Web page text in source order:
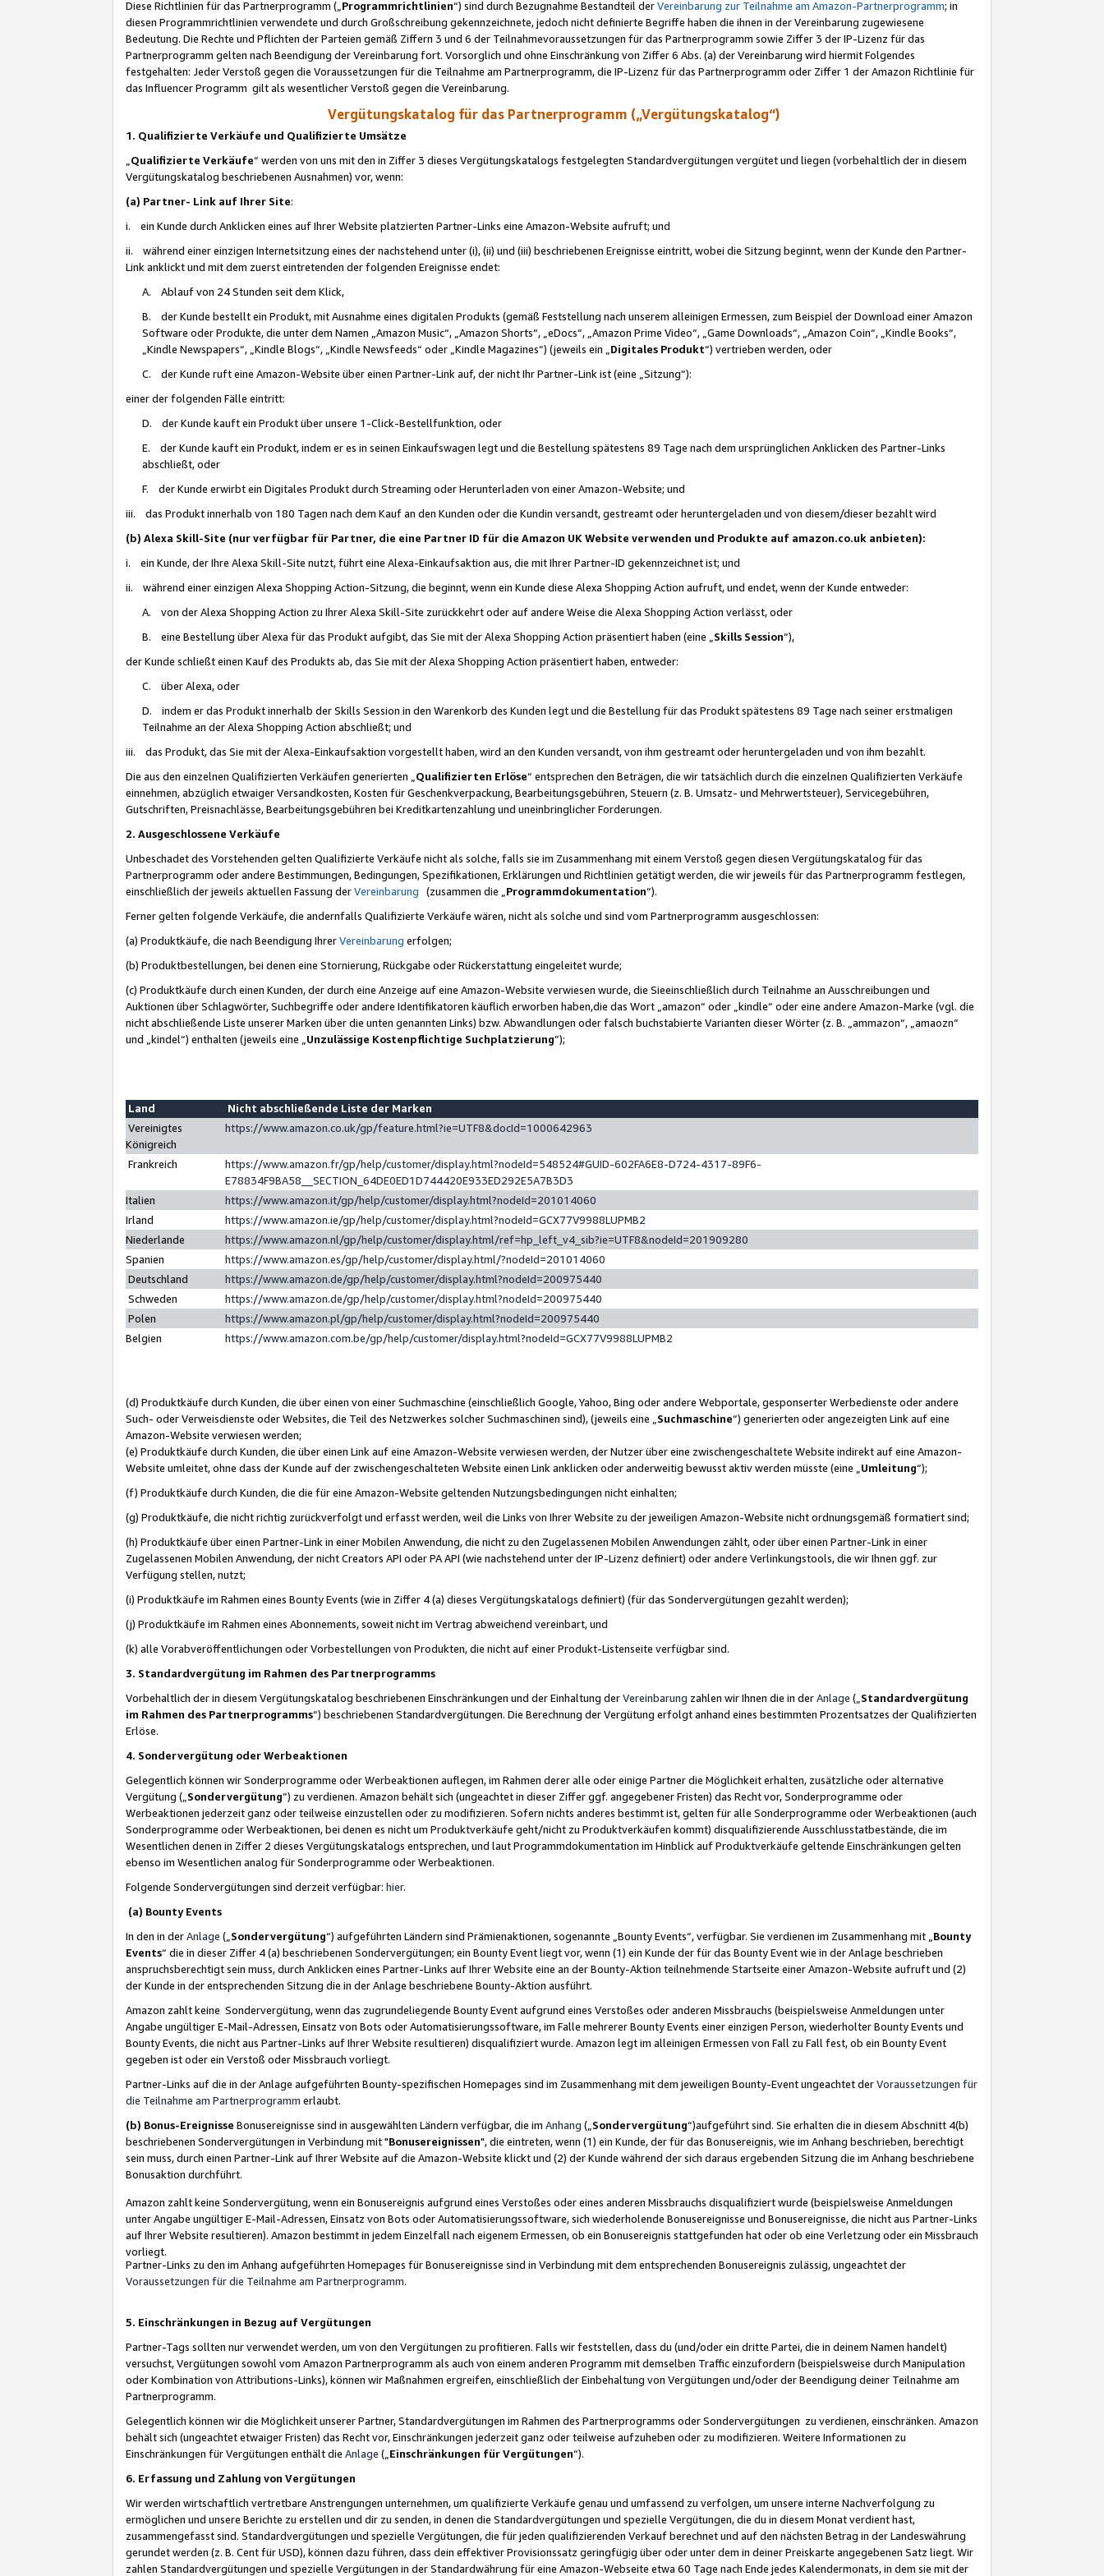
Diese Richtlinien für das Partnerprogramm („Programmrichtlinien“) sind durch Bezugnahme Bestandteil derVereinbarung zur Teilnahme am Amazon-Partnerprogramm; in
diesen Programmrichtlinien verwendete und durch Großschreibung gekennzeichnete, jedoch nicht definierte Begriffe haben die ihnen in der Vereinbarung zugewiesene
Bedeutung. Die Rechte und Pflichten der Parteien gemäß Ziffern 3 und 6 der Teilnahmevoraussetzungen für das Partnerprogramm sowie Ziffer 3 der IP-Lizenz für das
Partnerprogramm gelten nach Beendigung der Vereinbarung fort. Vorsorglich und ohne Einschränkung von Ziffer 6 Abs. (a) der Vereinbarung wird hiermit Folgendes
festgehalten: Jeder Verstoß gegen die Voraussetzungen für die Teilnahme am Partnerprogramm, die IP-Lizenz für das Partnerprogramm oder Ziffer 1 der Amazon Richtlinie für
das Influencer Programm gilt als wesentlicher Verstoß gegen die Vereinbarung.
Vergütungskatalog für das Partnerprogramm („Vergütungskatalog“)
1. Qualifizierte Verkäufe und Qualifizierte Umsätze
Qualifizierte Verkäufe“ werden von uns mit den in Ziffer 3 dieses Vergütungskatalogs festgelegten Standardvergütungen vergütet und liegen (vorbehaltlich der in diesem
Vergütungskatalog beschriebenen Ausnahmen) vor, wenn:
(a) Partner- Link auf Ihrer Site:
i. ein Kunde durch Anklicken eines auf Ihrer Website platzierten Partner-Links eine Amazon-Website aufruft; und
ii. während einer einzigen Internetsitzung eines der nachstehend unter (i), (ii) und (iii) beschriebenen Ereignisse eintritt, wobei die Sitzung beginnt, wenn der Kunde den Partner-
Link anklickt und mit dem zuerst eintretenden der folgenden Ereignisse endet:
A. Ablauf von 24 Stunden seit dem Klick,
B. der Kunde bestellt ein Produkt, mit Ausnahme eines digitalen Produkts (gemäß Feststellung nach unserem alleinigen Ermessen, zum Beispiel der Download einer Amazon
Software oder Produkte, die unter dem Namen „Amazon Music“, „Amazon Shorts“, „eDocs“, „Amazon Prime Video“, „Game Downloads“, „Amazon Coin“, „Kindle Books“,
„Kindle Newspapers“, „Kindle Blogs“, „Kindle Newsfeeds“ oder „Kindle Magazines“) (jeweils ein „ Digitales Produkt“) vertrieben werden, oder
C. der Kunde ruft eine Amazon-Website über einen Partner-Link auf, der nicht Ihr Partner-Link ist (eine „Sitzung“):
einer der folgenden Fälle eintritt:
D. der Kunde kauft ein Produkt über unsere 1-Click-Bestellfunktion, oder
E. der Kunde kauft ein Produkt, indem er es in seinen Einkaufswagen legt und die Bestellung spätestens 89 Tage nach dem ursprünglichen Anklicken des Partner-Links
abschließt, oder
F. der Kunde erwirbt ein Digitales Produkt durch Streaming oder Herunterladen von einer Amazon-Website; und
iii. das Produkt innerhalb von 180 Tagen nach dem Kauf an den Kunden oder die Kundin versandt, gestreamt oder heruntergeladen und von diesem/dieser bezahlt wird
(b) Alexa Skill-Site (nur verfügbar für Partner, die eine Partner ID für die Amazon UK Website verwenden und Produkte auf amazon.co.uk anbieten):
i. ein Kunde, der Ihre Alexa Skill-Site nutzt, führt eine Alexa-Einkaufsaktion aus, die mit Ihrer Partner-ID gekennzeichnet ist; und
ii. während einer einzigen Alexa Shopping Action-Sitzung, die beginnt, wenn ein Kunde diese Alexa Shopping Action aufruft, und endet, wenn der Kunde entweder:
A. von der Alexa Shopping Action zu Ihrer Alexa Skill-Site zurückkehrt oder auf andere Weise die Alexa Shopping Action verlässt, oder
B. eine Bestellung über Alexa für das Produkt aufgibt, das Sie mit der Alexa Shopping Action präsentiert haben (eine „ Skills Session“),
der Kunde schließt einen Kauf des Produkts ab, das Sie mit der Alexa Shopping Action präsentiert haben, entweder:
C. über Alexa, oder
D. indem er das Produkt innerhalb der Skills Session in den Warenkorb des Kunden legt und die Bestellung für das Produkt spätestens 89 Tage nach seiner erstmaligen
Teilnahme an der Alexa Shopping Action abschließt; und
iii. das Produkt, das Sie mit der Alexa-Einkaufsaktion vorgestellt haben, wird an den Kunden versandt, von ihm gestreamt oder heruntergeladen und von ihm bezahlt.
Die aus den einzelnen Qualifizierten Verkäufen generierten „ Qualifizierten Erlöse“ entsprechen den Beträgen, die wir tatsächlich durch die einzelnen Qualifizierten Verkäufe
einnehmen, abzüglich etwaiger Versandkosten, Kosten für Geschenkverpackung, Bearbeitungsgebühren, Steuern (z. B. Umsatz- und Mehrwertsteuer), Servicegebühren,
Gutschriften, Preisnachlässe, Bearbeitungsgebühren bei Kreditkartenzahlung und uneinbringlicher Forderungen.
2. Ausgeschlossene Verkäufe
Unbeschadet des Vorstehenden gelten Qualifizierte Verkäufe nicht als solche, falls sie im Zusammenhang mit einem Verstoß gegen diesen Vergütungskatalog für das
Partnerprogramm oder andere Bestimmungen, Bedingungen, Spezifikationen, Erklärungen und Richtlinien getätigt werden, die wir jeweils für das Partnerprogramm festlegen,
einschließlich der jeweils aktuellen Fassung derVereinbarung (zusammen die „ Programmdokumentation“).
Ferner gelten folgende Verkäufe, die andernfalls Qualifizierte Verkäufe wären, nicht als solche und sind vom Partnerprogramm ausgeschlossen:
(a) Produktkäufe, die nach Beendigung IhrerVereinbarung erfolgen;
(b) Produktbestellungen, bei denen eine Stornierung, Rückgabe oder Rückerstattung eingeleitet wurde;
(c) Produktkäufe durch einen Kunden, der durch eine Anzeige auf eine Amazon-Website verwiesen wurde, die Sieeinschließlich durch Teilnahme an Ausschreibungen und
Auktionen über Schlagwörter, Suchbegriffe oder andere Identifikatoren käuflich erworben haben,die das Wort „amazon“ oder „kindle“ oder eine andere Amazon-Marke (vgl. die
nicht abschließende Liste unserer Marken über die unten genannten Links) bzw. Abwandlungen oder falsch buchstabierte Varianten dieser Wörter (z. B. „ammazon“, „amaozn“
und „kindel“) enthalten (jeweils eine „ Unzulässige Kostenpflichtige Suchplatzierung”);
Land
Nicht abschließende Liste der Marken
Vereinigtes
Königreich
https://www.amazon.co.uk/gp/feature.html?ie=UTF8&docId=1000642963
Frankreich
https://www.amazon.fr/gp/help/customer/display.html?nodeId=548524#GUID-602FA6E8-D724-4317-89F6-
E78834F9BA58__SECTION_64DE0ED1D744420E933ED292E5A7B3D3
Italien
https://www.amazon.it/gp/help/customer/display.html?nodeId=201014060
Irland
https://www.amazon.ie/gp/help/customer/display.html?nodeId=GCX77V9988LUPMB2
Niederlande
https://www.amazon.nl/gp/help/customer/display.html/ref=hp_left_v4_sib?ie=UTF8&nodeId=201909280
Spanien
https://www.amazon.es/gp/help/customer/display.html/?nodeId=201014060
Deutschland
https://www.amazon.de/gp/help/customer/display.html?nodeId=200975440
Schweden
https://www.amazon.de/gp/help/customer/display.html?nodeId=200975440
Polen
https://www.amazon.pl/gp/help/customer/display.html?nodeId=200975440
Belgien
https://www.amazon.com.be/gp/help/customer/display.html?nodeId=GCX77V9988LUPMB2
(d) Produktkäufe durch Kunden, die über einen von einer Suchmaschine (einschließlich Google, Yahoo, Bing oder andere Webportale, gesponserter Werbedienste oder andere
Such- oder Verweisdienste oder Websites, die Teil des Netzwerkes solcher Suchmaschinen sind), (jeweils eine „ Suchmaschine“) generierten oder angezeigten Link auf eine
Amazon-Website verwiesen werden;
(e) Produktkäufe durch Kunden, die über einen Link auf eine Amazon-Website verwiesen werden, der Nutzer über eine zwischengeschaltete Website indirekt auf eine Amazon-
Website umleitet, ohne dass der Kunde auf der zwischengeschalteten Website einen Link anklicken oder anderweitig bewusst aktiv werden müsste (eine „ Umleitung“);
(f) Produktkäufe durch Kunden, die die für eine Amazon-Website geltenden Nutzungsbedingungen nicht einhalten;
(g) Produktkäufe, die nicht richtig zurückverfolgt und erfasst werden, weil die Links von Ihrer Website zu der jeweiligen Amazon-Website nicht ordnungsgemäß formatiert sind;
(h) Produktkäufe über einen Partner-Link in einer Mobilen Anwendung, die nicht zu den Zugelassenen Mobilen Anwendungen zählt, oder über einen Partner-Link in einer
Zugelassenen Mobilen Anwendung, der nicht Creators API oder PA API (wie nachstehend unter der IP-Lizenz definiert) oder andere Verlinkungstools, die wir Ihnen ggf. zur
Verfügung stellen, nutzt;
(i) Produktkäufe im Rahmen eines Bounty Events (wie in Ziffer 4 (a) dieses Vergütungskatalogs definiert) (für das Sondervergütungen gezahlt werden);
(j) Produktkäufe im Rahmen eines Abonnements, soweit nicht im Vertrag abweichend vereinbart, und
(k) alle Vorabveröffentlichungen oder Vorbestellungen von Produkten, die nicht auf einer Produkt-Listenseite verfügbar sind.
3. Standardvergütung im Rahmen des Partnerprogramms
Vorbehaltlich der in diesem Vergütungskatalog beschriebenen Einschränkungen und der Einhaltung derVereinbarung zahlen wir Ihnen die in derAnlage („ Standardvergütung
im Rahmen des Partnerprogramms“) beschriebenen Standardvergütungen. Die Berechnung der Vergütung erfolgt anhand eines bestimmten Prozentsatzes der Qualifizierten
Erlöse.
4. Sondervergütung oder Werbeaktionen
Gelegentlich können wir Sonderprogramme oder Werbeaktionen auflegen, im Rahmen derer alle oder einige Partner die Möglichkeit erhalten, zusätzliche oder alternative
Vergütung („ Sondervergütung”) zu verdienen. Amazon behält sich (ungeachtet in dieser Ziffer ggf. angegebener Fristen) das Recht vor, Sonderprogramme oder
Werbeaktionen jederzeit ganz oder teilweise einzustellen oder zu modifizieren. Sofern nichts anderes bestimmt ist, gelten für alle Sonderprogramme oder Werbeaktionen (auch
Sonderprogramme oder Werbeaktionen, bei denen es nicht um Produktverkäufe geht/nicht zu Produktverkäufen kommt) disqualifizierende Ausschlusstatbestände, die im
Wesentlichen denen in Ziffer 2 dieses Vergütungskatalogs entsprechen, und laut Programmdokumentation im Hinblick auf Produktverkäufe geltende Einschränkungen gelten
ebenso im Wesentlichen analog für Sonderprogramme oder Werbeaktionen.
Folgende Sondervergütungen sind derzeit verfügbar: hier.
(a) Bounty Events
In den in derAnlage („ Sondervergütung“) aufgeführten Ländern sind Prämienaktionen, sogenannte „Bounty Events“, verfügbar. Sie verdienen im Zusammenhang mit „ Bounty
Events“ die in dieser Ziffer 4 (a) beschriebenen Sondervergütungen; ein Bounty Event liegt vor, wenn (1) ein Kunde der für das Bounty Event wie in der Anlage beschrieben
anspruchsberechtigt sein muss, durch Anklicken eines Partner-Links auf Ihrer Website eine an der Bounty-Aktion teilnehmende Startseite einer Amazon-Website aufruft und (2)
der Kunde in der entsprechenden Sitzung die in der Anlage beschriebene Bounty-Aktion ausführt.
Amazon zahlt keine Sondervergütung, wenn das zugrundeliegende Bounty Event aufgrund eines Verstoßes oder anderen Missbrauchs (beispielsweise Anmeldungen unter
Angabe ungültiger E-Mail-Adressen, Einsatz von Bots oder Automatisierungssoftware, im Falle mehrerer Bounty Events einer einzigen Person, wiederholter Bounty Events und
Bounty Events, die nicht aus Partner-Links auf Ihrer Website resultieren) disqualifiziert wurde. Amazon legt im alleinigen Ermessen von Fall zu Fall fest, ob ein Bounty Event
gegeben ist oder ein Verstoß oder Missbrauch vorliegt.
Partner-Links auf die in der Anlage aufgeführten Bounty-spezifischen Homepages sind im Zusammenhang mit dem jeweiligen Bounty-Event ungeachtet derVoraussetzungen für
die Teilnahme am Partnerprogramm erlaubt.
(b) Bonus-Ereignisse Bonusereignisse sind in ausgewählten Ländern verfügbar, die im Anhang („ Sondervergütung“)aufgeführt sind. Sie erhalten die in diesem Abschnitt 4(b)
beschriebenen Sondervergütungen in Verbindung mit "Bonusereignissen", die eintreten, wenn (1) ein Kunde, der für das Bonusereignis, wie im Anhang beschrieben, berechtigt
sein muss, durch einen Partner-Link auf Ihrer Website auf die Amazon-Website klickt und (2) der Kunde während der sich daraus ergebenden Sitzung die im Anhang beschriebene
Bonusaktion durchführt.
Amazon zahlt keine Sondervergütung, wenn ein Bonusereignis aufgrund eines Verstoßes oder eines anderen Missbrauchs disqualifiziert wurde (beispielsweise Anmeldungen
unter Angabe ungültiger E-Mail-Adressen, Einsatz von Bots oder Automatisierungssoftware, sich wiederholende Bonusereignisse und Bonusereignisse, die nicht aus Partner-Links
auf Ihrer Website resultieren). Amazon bestimmt in jedem Einzelfall nach eigenem Ermessen, ob ein Bonusereignis stattgefunden hat oder ob eine Verletzung oder ein Missbrauch
vorliegt.
Partner-Links zu den im Anhang aufgeführten Homepages für Bonusereignisse sind in Verbindung mit dem entsprechenden Bonusereignis zulässig, ungeachtet der
Voraussetzungen für die Teilnahme am Partnerprogramm.
5. Einschränkungen in Bezug auf Vergütungen
Partner-Tags sollten nur verwendet werden, um von den Vergütungen zu profitieren. Falls wir feststellen, dass du (und/oder ein dritte Partei, die in deinem Namen handelt)
versuchst, Vergütungen sowohl vom Amazon Partnerprogramm als auch von einem anderen Programm mit demselben Traffic einzufordern (beispielsweise durch Manipulation
oder Kombination von Attributions-Links), können wir Maßnahmen ergreifen, einschließlich der Einbehaltung von Vergütungen und/oder der Beendigung deiner Teilnahme am
Partnerprogramm.
Gelegentlich können wir die Möglichkeit unserer Partner, Standardvergütungen im Rahmen des Partnerprogramms oder Sondervergütungen zu verdienen, einschränken. Amazon
behält sich (ungeachtet etwaiger Fristen) das Recht vor, Einschränkungen jederzeit ganz oder teilweise aufzuheben oder zu modifizieren. Weitere Informationen zu
Einschränkungen für Vergütungen enthält die Anlage („ Einschränkungen für Vergütungen“).
6. Erfassung und Zahlung von Vergütungen
Wir werden wirtschaftlich vertretbare Anstrengungen unternehmen, um qualifizierte Verkäufe genau und umfassend zu verfolgen, um unsere interne Nachverfolgung zu
ermöglichen und unsere Berichte zu erstellen und dir zu senden, in denen die Standardvergütungen und spezielle Vergütungen, die du in diesem Monat verdient hast,
zusammengefasst sind. Standardvergütungen und spezielle Vergütungen, die für jeden qualifizierenden Verkauf berechnet und auf den nächsten Betrag in der Landeswährung
gerundet werden (z. B. Cent für USD), können dazu führen, dass dein effektiver Provisionssatz geringfügig über oder unter dem in deiner Preiskarte angegebenen Satz liegt. Wir
zahlen Standardvergütungen und spezielle Vergütungen in der Standardwährung für eine Amazon-Webseite etwa 60 Tage nach Ende jedes Kalendermonats, in dem sie mit der